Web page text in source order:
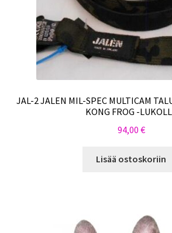
JAL-2 JALEN MIL-SPEC MULTICAM
KONG FROG -
94,00 €
Lisää ostoskoriin